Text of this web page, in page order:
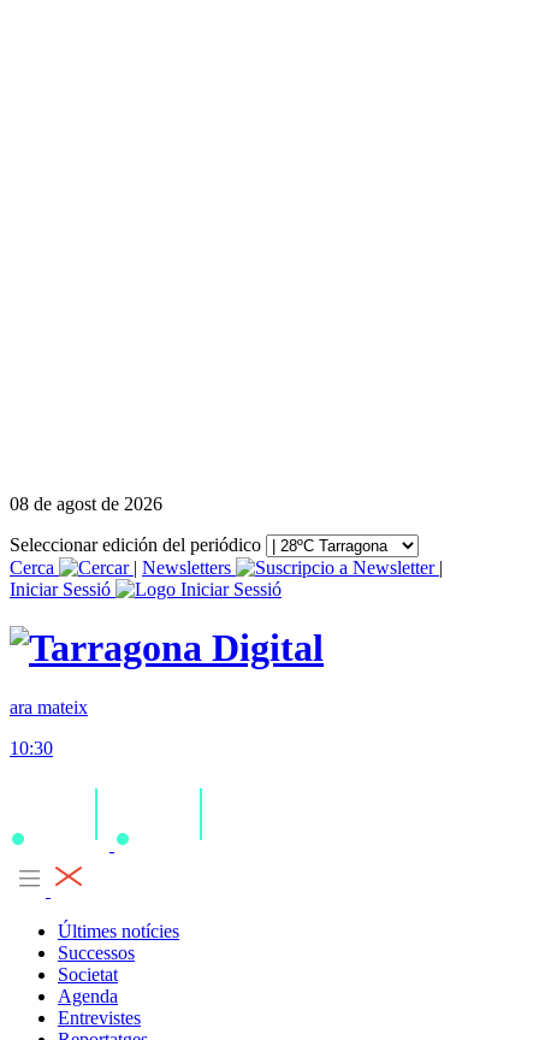
08 de agost de 2026
Seleccionar edición del periódico
Cerca
| Newsletters
|
Iniciar Sessió
ara mateix
10:30
Últimes notícies
Successos
Societat
Agenda
Entrevistes